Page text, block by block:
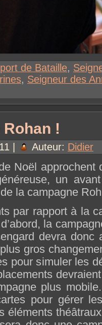
de Bataille,
, Seigneur des
!
| Auteur: Didier
Noël approchent
un
la campagne
par rapport à la
la
devra donc
gros
pour simuler les
plus
pour gérer
éléments